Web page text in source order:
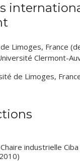
Limoges, France
Clermont-
de Limoges,
industrielle